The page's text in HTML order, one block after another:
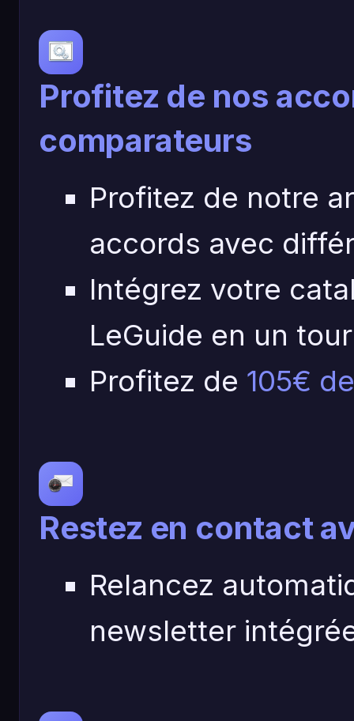
Profitez de nos
comparateurs
Profitez de notre
accords avec
Intégrez votre
LeGuide en un
Profitez de 105€
Restez en contact
Relancez
newsletter